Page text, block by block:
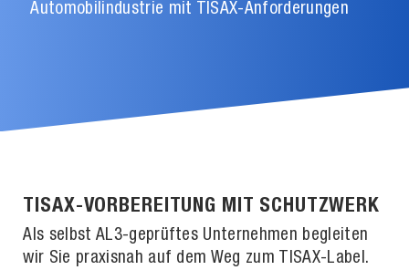
Automobilindustrie mit TISAX-Anforderungen
TISAX-VORBEREITUNG MIT SCHUTZWERK
Als selbst AL3-geprüftes Unternehmen begleiten
wir Sie praxisnah auf dem Weg zum TISAX-Label.